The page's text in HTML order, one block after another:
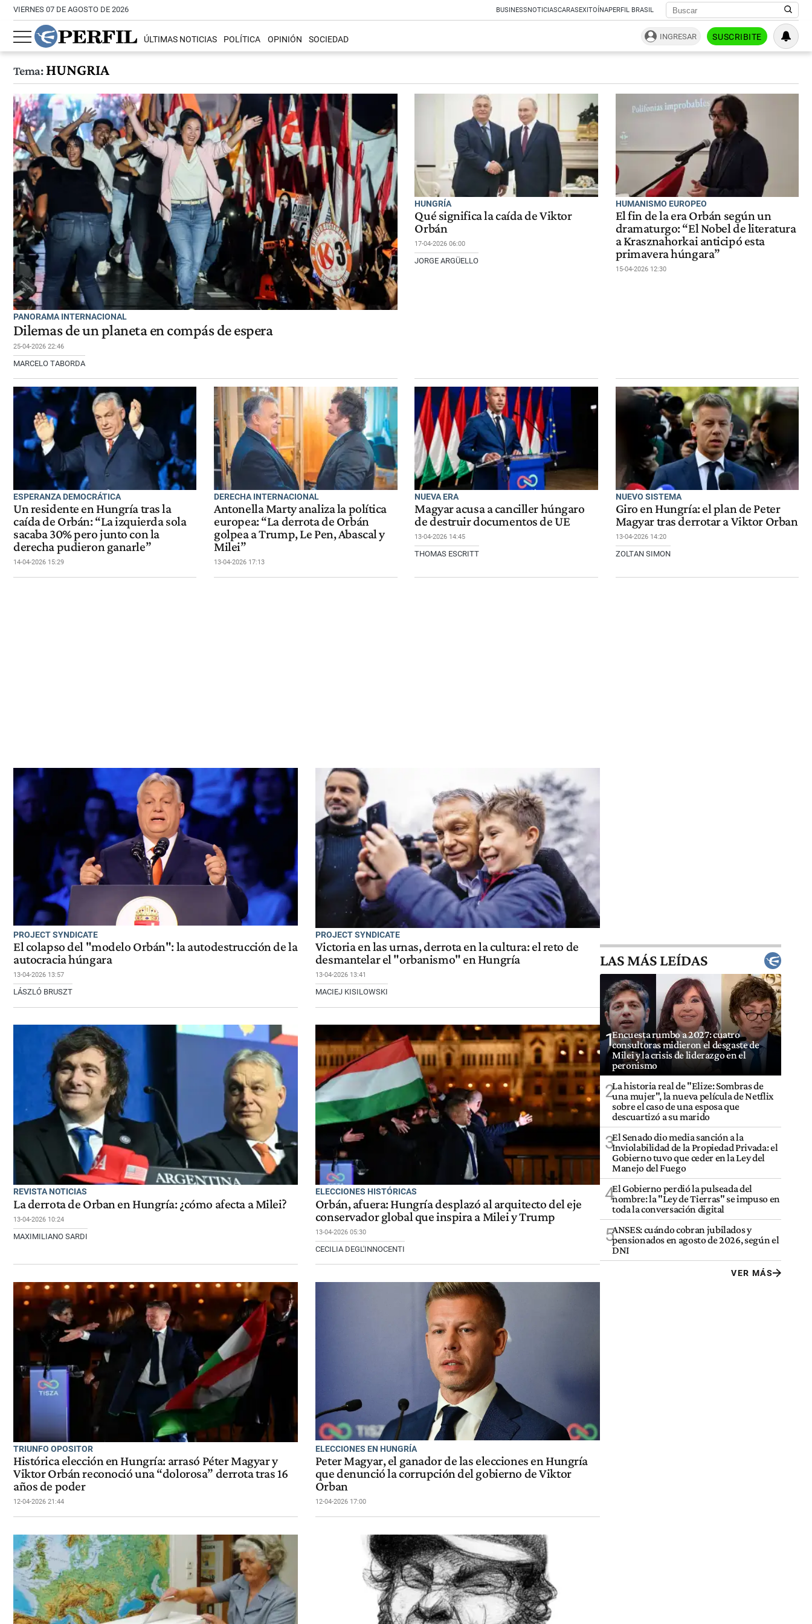
VIERNES 07 DE AGOSTO DE 2026 BUSINESSNOTICIASCARASEXITOÍNAPERFIL BRASIL
ÚLTIMAS NOTICIAS POLÍTICA OPINIÓN SOCIEDAD INGRESAR SUSCRIBITE
Tema:HUNGRIA
PANORAMA INTERNACIONAL
Dilemas de un planeta en compás de espera
25-04-2026 22:46
MARCELO TABORDA
HUNGRÍA
Qué significa la caída de Viktor
Orbán
17-04-2026 06:00
JORGE ARGÜELLO
HUMANISMO EUROPEO
El fin de la era Orbán según un
dramaturgo: “El Nobel de literatura
a Krasznahorkai anticipó esta
primavera húngara”
15-04-2026 12:30
ESPERANZA DEMOCRÁTICA
Un residente en Hungría tras la
caída de Orbán: “La izquierda sola
sacaba 30% pero junto con la
derecha pudieron ganarle”
14-04-2026 15:29
DERECHA INTERNACIONAL
Antonella Marty analiza la política
europea: “La derrota de Orbán
golpea a Trump, Le Pen, Abascal y
Milei”
13-04-2026 17:13
NUEVA ERA
Magyar acusa a canciller húngaro
de destruir documentos de UE
13-04-2026 14:45
THOMAS ESCRITT
NUEVO SISTEMA
Giro en Hungría: el plan de Peter
Magyar tras derrotar a Viktor Orban
13-04-2026 14:20
ZOLTAN SIMON
PROJECT SYNDICATE
El colapso del "modelo Orbán": la autodestrucción de la
autocracia húngara
13-04-2026 13:57
LÁSZLÓ BRUSZT
PROJECT SYNDICATE
Victoria en las urnas, derrota en la cultura: el reto de
desmantelar el "orbanismo" en Hungría
13-04-2026 13:41
MACIEJ KISILOWSKI
REVISTA NOTICIAS
La derrota de Orban en Hungría: ¿cómo afecta a Milei?
13-04-2026 10:24
MAXIMILIANO SARDI
ELECCIONES HISTÓRICAS
Orbán, afuera: Hungría desplazó al arquitecto del eje
conservador global que inspira a Milei y Trump
13-04-2026 05:30
CECILIA DEGL'INNOCENTI
TRIUNFO OPOSITOR
Histórica elección en Hungría: arrasó Péter Magyar y
Viktor Orbán reconoció una “dolorosa” derrota tras 16
años de poder
12-04-2026 21:44
ELECCIONES EN HUNGRÍA
Peter Magyar, el ganador de las elecciones en Hungría
que denunció la corrupción del gobierno de Viktor
Orban
12-04-2026 17:00
LAS MÁS LEÍDAS
1Encuesta rumbo a 2027: cuatro
consultoras midieron el desgaste de
Milei y la crisis de liderazgo en el
peronismo
2La historia real de "Elize: Sombras de
una mujer", la nueva película de Netflix
sobre el caso de una esposa que
descuartizó a su marido
3El Senado dio media sanción a la
Inviolabilidad de la Propiedad Privada: el
Gobierno tuvo que ceder en la Ley del
Manejo del Fuego
4El Gobierno perdió la pulseada del
nombre: la "Ley de Tierras" se impuso en
toda la conversación digital
5ANSES: cuándo cobran jubilados y
pensionados en agosto de 2026, según el
DNI
VER MÁS